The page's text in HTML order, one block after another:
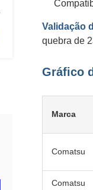
Validação
quebra de
Gráfico
Marca
Comatsu
Comatsu